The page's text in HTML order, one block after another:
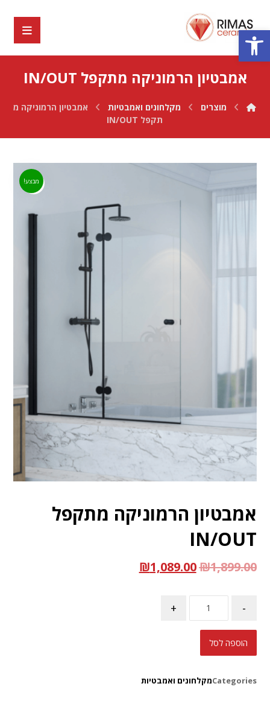
פתח סרגל נגישות
אמבטיון הרמוניקה מתקפל IN/OUT
מוצרים מקלחונים ואמבטיות
אמבטיון הרמוניקה מ
תקפל IN/OUT
מבצע!
אמבטיון הרמוניקה מתקפל
IN/OUT
₪1,899.00
₪1,089.00
-
+
הוספה לסל
Categoriesמקלחונים ואמבטיות